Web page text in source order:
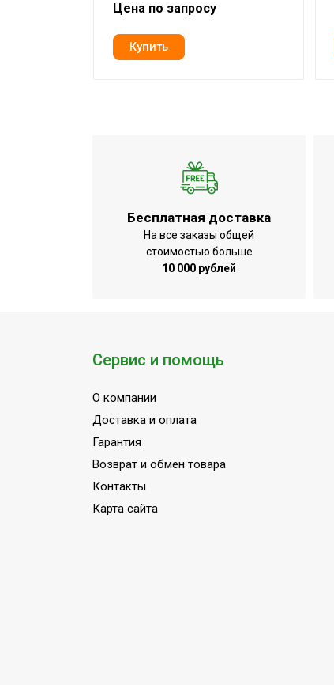
Цена по запросу
Бесплатная доставка
На все заказы общей
стоимостью больше
10 000 рублей
Сервис и помощь
О компании
Доставка и оплата
Гарантия
Возврат и обмен товара
Контакты
Карта сайта